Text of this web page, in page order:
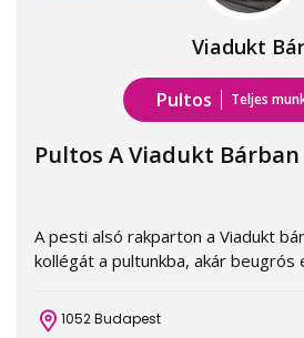
Viadukt Bár
Pultos Teljes
Pultos A Viadukt Bárban
A pesti alsó rakparton a Viadukt
kollégát a pultunkba, akár beugrós
1052 Budapest